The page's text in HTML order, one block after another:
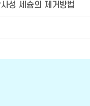
성 세슘의 제거방법